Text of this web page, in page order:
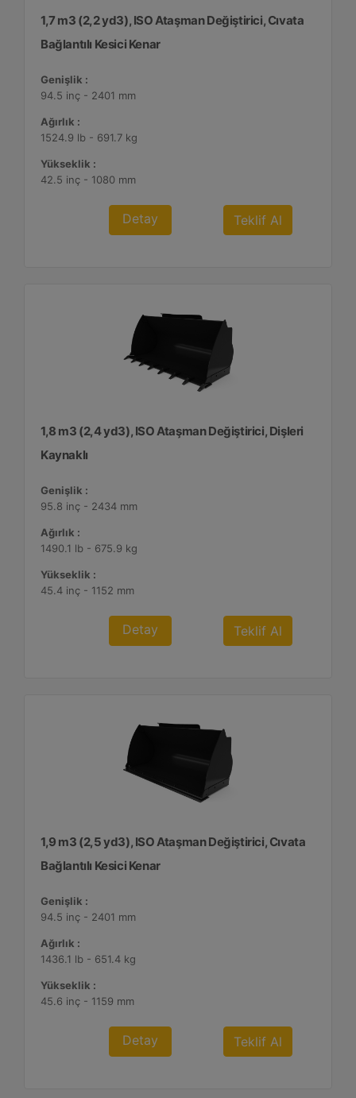
1,7 m3 (2,2 yd3), ISO Ataşman Değiştirici, Cıvata
Bağlantılı Kesici Kenar
Genişlik :
94.5 inç - 2401 mm
Ağırlık :
1524.9 lb - 691.7 kg
Yükseklik :
42.5 inç - 1080 mm
Detay Teklif Al
1,8 m3 (2,4 yd3), ISO Ataşman Değiştirici, Dişleri
Kaynaklı
Genişlik :
95.8 inç - 2434 mm
Ağırlık :
1490.1 lb - 675.9 kg
Yükseklik :
45.4 inç - 1152 mm
Detay Teklif Al
1,9 m3 (2,5 yd3), ISO Ataşman Değiştirici, Cıvata
Bağlantılı Kesici Kenar
Genişlik :
94.5 inç - 2401 mm
Ağırlık :
1436.1 lb - 651.4 kg
Yükseklik :
45.6 inç - 1159 mm
Detay Teklif Al